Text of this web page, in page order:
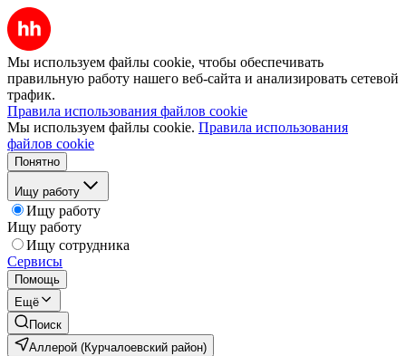
Мы используем файлы cookie, чтобы обеспечивать
правильную работу нашего веб-сайта и анализировать сетевой
трафик.
Правила использования файлов cookie
Мы используем файлы cookie. Правила использования
файлов cookie
Понятно
Ищу работу
Ищу работу
Ищу работу
Ищу сотрудника
Сервисы
Помощь
Ещё
Поиск
Аллерой (Курчалоевский район)